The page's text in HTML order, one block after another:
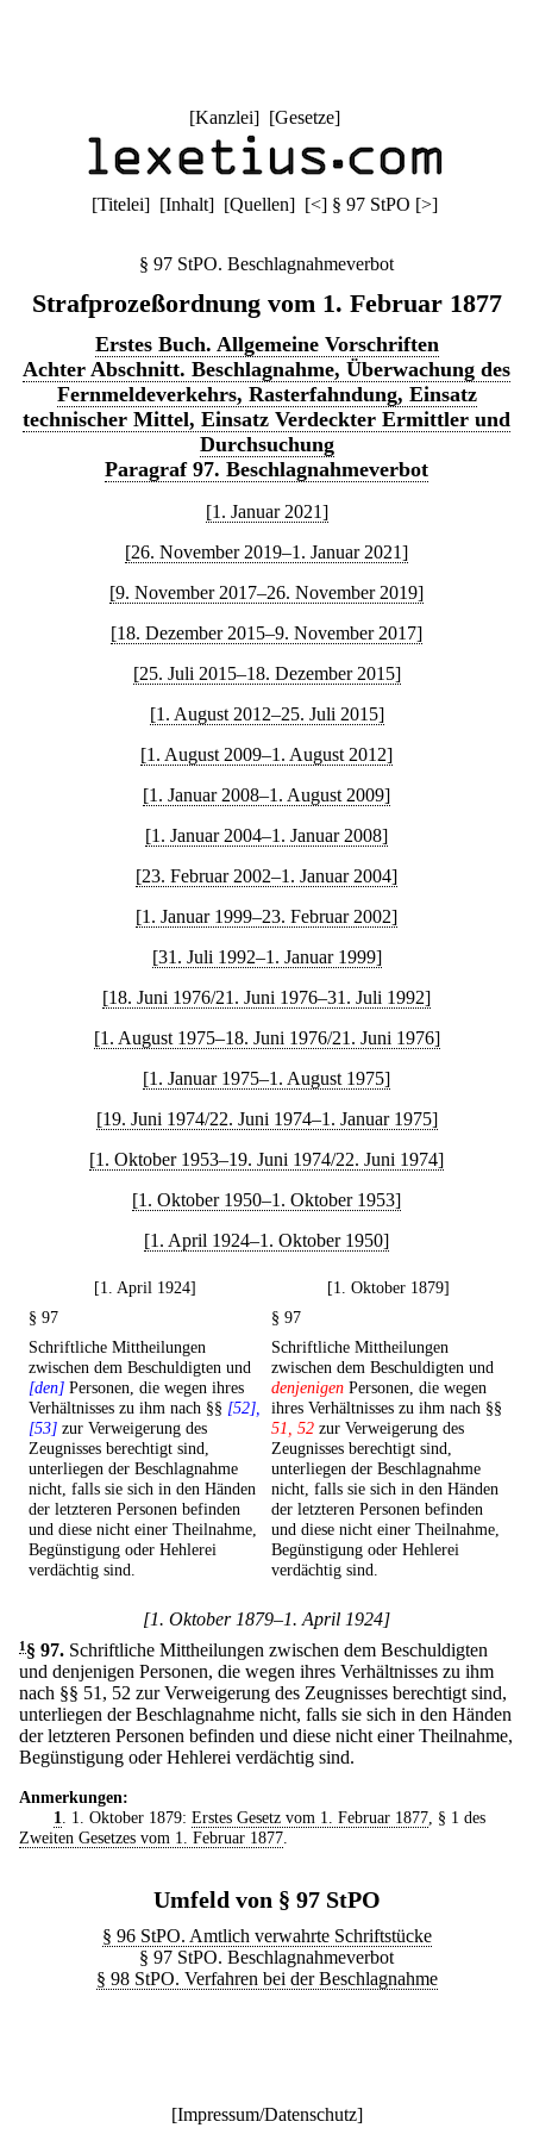
[Kanzlei] [Gesetze]
[Titelei] [Inhalt] [Quellen] [<] § 97 StPO [>]
§ 97 StPO. Beschlagnahmeverbot
Strafprozeßordnung vom 1. Februar 1877
Erstes Buch. Allgemeine Vorschriften
Achter Abschnitt. Beschlagnahme, Überwachung des
Fernmeldeverkehrs, Rasterfahndung, Einsatz
technischer Mittel, Einsatz Verdeckter Ermittler und
Durchsuchung
Paragraf 97. Beschlagnahmeverbot
[1. Januar 2021]
[26. November 2019–1. Januar 2021]
[9. November 2017–26. November 2019]
[18. Dezember 2015–9. November 2017]
[25. Juli 2015–18. Dezember 2015]
[1. August 2012–25. Juli 2015]
[1. August 2009–1. August 2012]
[1. Januar 2008–1. August 2009]
[1. Januar 2004–1. Januar 2008]
[23. Februar 2002–1. Januar 2004]
[1. Januar 1999–23. Februar 2002]
[31. Juli 1992–1. Januar 1999]
[18. Juni 1976/21. Juni 1976–31. Juli 1992]
[1. August 1975–18. Juni 1976/21. Juni 1976]
[1. Januar 1975–1. August 1975]
[19. Juni 1974/22. Juni 1974–1. Januar 1975]
[1. Oktober 1953–19. Juni 1974/22. Juni 1974]
[1. Oktober 1950–1. Oktober 1953]
[1. April 1924–1. Oktober 1950]
[1. April 1924]
[1. Oktober 1879]
§ 97
§ 97
Schriftliche Mittheilungen
zwischen dem Beschuldigten und
[den] Personen, die wegen ihres
Verhältnisses zu ihm nach §§ [52],
[53] zur Verweigerung des
Zeugnisses berechtigt sind,
unterliegen der Beschlagnahme
nicht, falls sie sich in den Händen
der letzteren Personen befinden
und diese nicht einer Theilnahme,
Begünstigung oder Hehlerei
verdächtig sind.
Schriftliche Mittheilungen
zwischen dem Beschuldigten und
denjenigen Personen, die wegen
ihres Verhältnisses zu ihm nach §§
51, 52 zur Verweigerung des
Zeugnisses berechtigt sind,
unterliegen der Beschlagnahme
nicht, falls sie sich in den Händen
der letzteren Personen befinden
und diese nicht einer Theilnahme,
Begünstigung oder Hehlerei
verdächtig sind.
[1. Oktober 1879–1. April 1924]
1§ 97. Schriftliche Mittheilungen zwischen dem Beschuldigten
und denjenigen Personen, die wegen ihres Verhältnisses zu ihm
nach §§ 51, 52 zur Verweigerung des Zeugnisses berechtigt sind,
unterliegen der Beschlagnahme nicht, falls sie sich in den Händen
der letzteren Personen befinden und diese nicht einer Theilnahme,
Begünstigung oder Hehlerei verdächtig sind.
Anmerkungen:
1. 1. Oktober 1879: Erstes Gesetz vom 1. Februar 1877, § 1 des
Zweiten Gesetzes vom 1. Februar 1877.
Umfeld von § 97 StPO
§ 96 StPO. Amtlich verwahrte Schriftstücke
§ 97 StPO. Beschlagnahmeverbot
§ 98 StPO. Verfahren bei der Beschlagnahme
[Impressum/Datenschutz]